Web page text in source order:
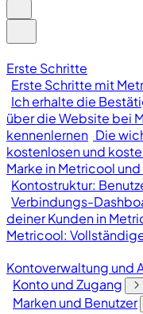
Erste Schritte
Erste Schritte mit
Ich erhalte die
über die Website bei
kennenlernen Die
kostenlosen und
Marke in Metricool
Kontostruktur:
Verbindungs-
deiner Kunden in
Metricool:
Kontoverwaltung und
Konto und Zugang
Marken und Benutzer